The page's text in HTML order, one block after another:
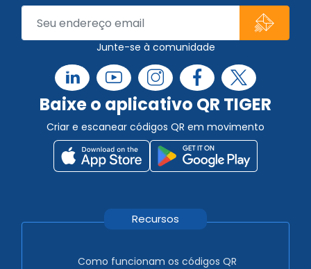
Junte-se à comunidade
Baixe o aplicativo QR TIGER
Criar e escanear códigos QR em movimento
Recursos
Como funcionam os códigos QR